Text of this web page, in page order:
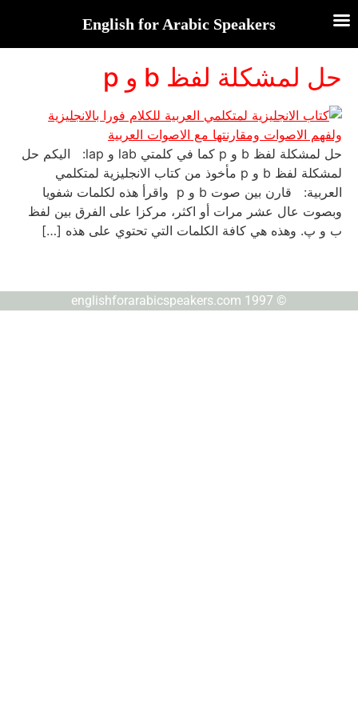
حل لمشكلة لفظ b و p
حل لمشكلة لفظ b و p كما في كلمتي lab و lap: اليكم حل
لمشكلة لفظ b و p مأخوذ من كتاب الانجليزية لمتكلمي
العربية: قارن بين صوت b و p واقرأ هذه لكلمات شفويا
وبصوت عال عشر مرات أو اكثر، مركزا على الفرق بين لفظ
ب و ﭖ. وهذه هي كافة الكلمات التي تحتوي على هذه […]
© englishforarabicspeakers.com 1997
English for Arabic Speakers